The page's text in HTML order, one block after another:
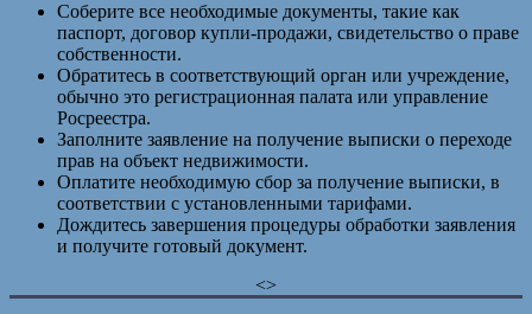
Соберите все необходимые документы, такие как
паспорт, договор купли-продажи, свидетельство о праве
собственности.
Обратитесь в соответствующий орган или учреждение,
обычно это регистрационная палата или управление
Росреестра.
Заполните заявление на получение выписки о переходе
прав на объект недвижимости.
Оплатите необходимую сбор за получение выписки, в
соответствии с установленными тарифами.
Дождитесь завершения процедуры обработки заявления
и получите готовый документ.
<>